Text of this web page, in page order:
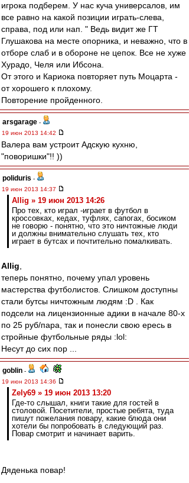
игрока подберем. У нас куча универсалов, им
все равно на какой позиции играть-слева,
справа, под или нап. " Ведь видит же ГТ
Глушакова на месте опорника, и неважно, что в
отборе слаб и в обороне не цепок. Все не хуже
Хурадо, Челя или Ибсона.
От этого и Кариока повторяет путь Моцарта -
от хорошего к плохому.
Повторение пройденного.
arsgarage -
19 июн 2013 14:42
Валера вам устроит Адскую кухню,
"поворишки"!! ))
poliduris -
19 июн 2013 14:37
Allig » 19 июн 2013 14:26
Про тех, кто играл -играет в футбол в
кроссовках, кедах, туфлях, сапогах, босиком
не говорю - понятно, что это ничтожные люди
и должны внимательно слушать тех, кто
играет в бутсах и почтительно помалкивать.
Allig
теперь понятно, почему упал уровень
мастерства футболистов. Слишком доступны
стали бутсы ничтожным людям :D . Как
подсели на лицензионные адики в начале 80-х
по 25 руб/пара, так и понесли свою ересь в
стройные футбольные ряды :lol:
Несут до сих пор ...
goblin -
19 июн 2013 14:36
Zely69 » 19 июн 2013 13:20
Где-то слышал, книги такие для гостей в
столовой. Посетители, простые ребята, туда
пишут пожелания повару, какие блюда они
хотели бы попробовать в следующий раз.
Повар смотрит и начинает варить.
Дяденька повар!